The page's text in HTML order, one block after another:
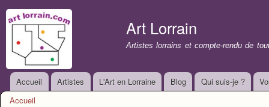
Art Lorrain
Artistes lorrains et compte-rendu de
Menu principal
Accueil Artistes L'Art en Lorraine Blog Qui suis-je ?
Accueil